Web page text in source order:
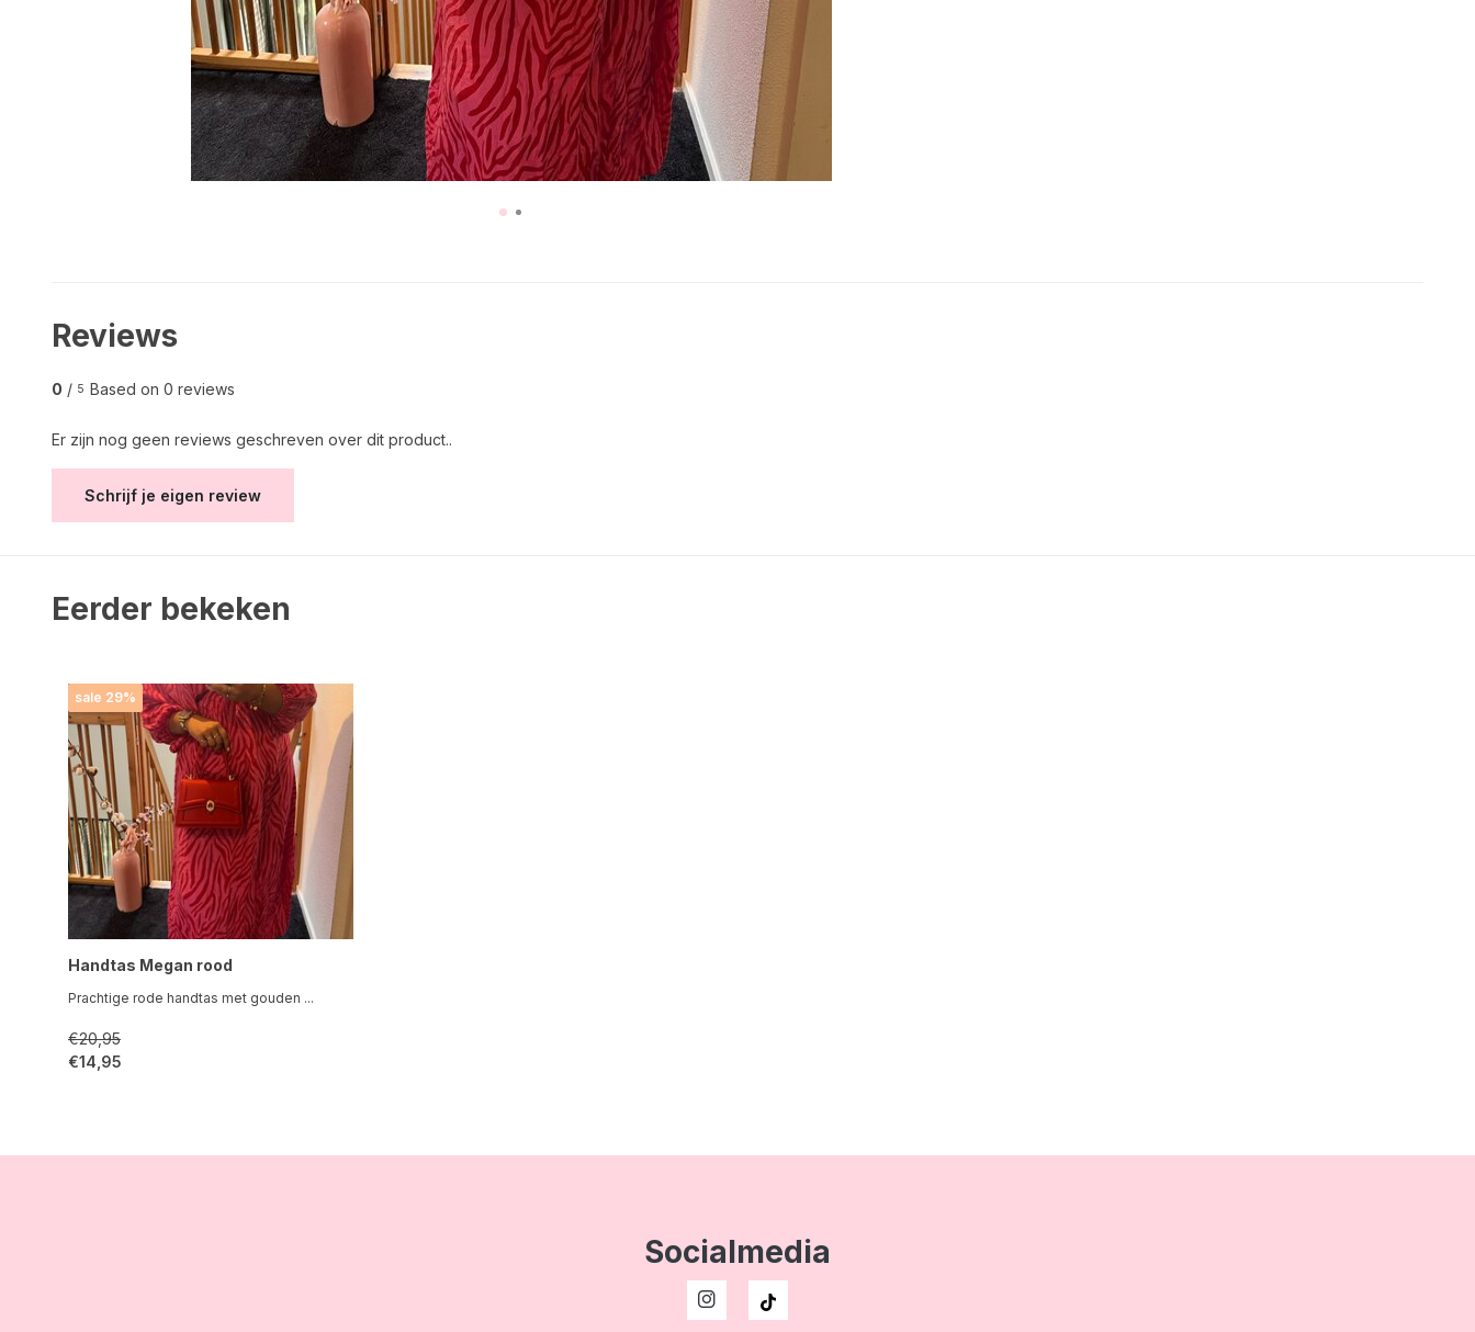
Reviews
0 / 5 Based on 0 reviews
Er zijn nog geen reviews geschreven over dit product..
Schrijf je eigen review
Eerder bekeken
sale 29%
Handtas Megan rood
Prachtige rode handtas met gouden ...
€20,95
€14,95
Socialmedia